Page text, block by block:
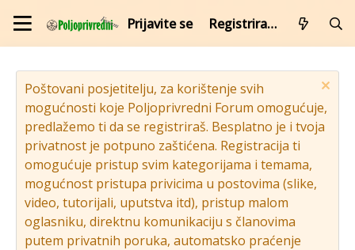
Prijavite se Registrirajte se
Poštovani posjetitelju, za korištenje svih
mogućnosti koje Poljoprivredni Forum omogućuje,
predlažemo ti da se registriraš. Besplatno je i tvoja
privatnost je potpuno zaštićena. Registracija ti
omogućuje pristup svim kategorijama i temama,
mogućnost pristupa privicima u postovima (slike,
video, tutorijali, uputstva itd), pristup malom
oglasniku, direktnu komunikaciju s članovima
putem privatnih poruka, automatsko praćenje